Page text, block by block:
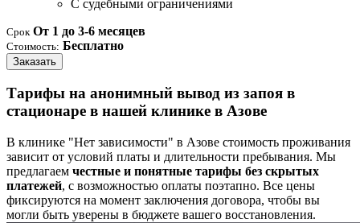
С судебными ограничениями
Срок От 1 до 3-6 месяцев
Стоимость: Бесплатно
Заказать
Тарифы на анонимный вывод из запоя в
стационаре в нашей клинике в Азове
В клинике "Нет зависимости" в Азове стоимость проживания
зависит от условий платы и длительности пребывания. Мы
предлагаем честные и понятные тарифы без скрытых
платежей, с возможностью оплаты поэтапно. Все цены
фиксируются на момент заключения договора, чтобы вы
могли быть уверены в бюджете вашего восстановления.